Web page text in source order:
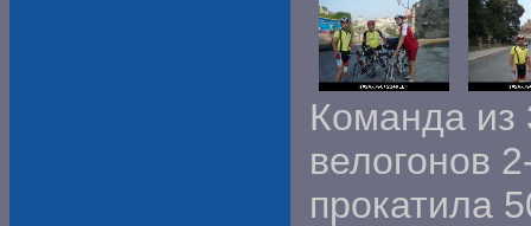
Команда из
велогонов
прокатила